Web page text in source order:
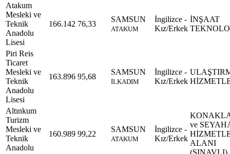
Atakum
Mesleki ve
Teknik
Anadolu
Lisesi
166.142 76,33
SAMSUN
ATAKUM
İngilizce -
Kız/Erkek
İNŞAAT
Piri Reis
Ticaret
Mesleki ve
Teknik
Anadolu
Lisesi
163.896 95,68
SAMSUN
İLKADIM
İngilizce -
Kız/Erkek
Altınkum
Turizm
Mesleki ve
Teknik
Anadolu
160.989 99,22
SAMSUN
ATAKUM
İngilizce -
Kız/Erkek
ve
ALANI
(SINAVLI)